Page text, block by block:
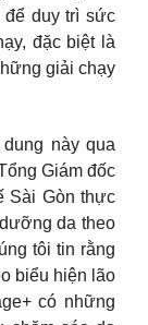
để duy trì sức
đặc biệt là
giải chạy
này qua
Giám đốc
Sài Gòn thực
da theo
tôi tin rằng
biểu hiện lão
có những